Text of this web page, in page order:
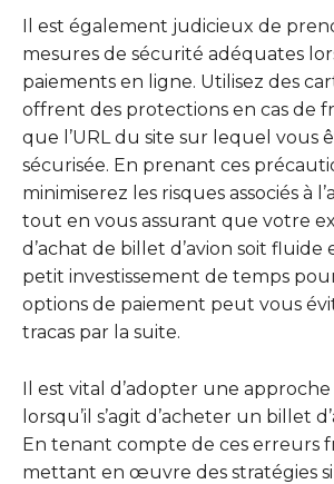
Il est également judicieux de
mesures de sécurité adéquates
paiements en ligne. Utilisez des
offrent des protections en cas de
que l’URL du site sur lequel vous
sécurisée. En prenant ces
minimiserez les risques associés à
tout en vous assurant que votre
d’achat de billet d’avion soit fluide
petit investissement de temps
options de paiement peut vous
tracas par la suite.
Il est vital d’adopter une
lorsqu’il s’agit d’acheter un billet
En tenant compte de ces erreurs
mettant en œuvre des stratégies